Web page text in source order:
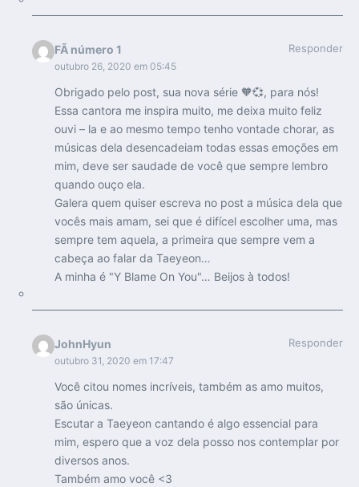
FÃ número 1
outubro 26, 2020 em 05:45
Responder
Obrigado pelo post, sua nova série 🧡💞, para nós!
Essa cantora me inspira muito, me deixa muito feliz
ouvi – la e ao mesmo tempo tenho vontade chorar, as
músicas dela desencadeiam todas essas emoções em
mim, deve ser saudade de você que sempre lembro
quando ouço ela.
Galera quem quiser escreva no post a música dela que
vocês mais amam, sei que é difícel escolher uma, mas
sempre tem aquela, a primeira que sempre vem a
cabeça ao falar da Taeyeon…
A minha é "Y Blame On You"… Beijos à todos!
JohnHyun
outubro 31, 2020 em 17:47
Responder
Você citou nomes incríveis, também as amo muitos,
são únicas.
Escutar a Taeyeon cantando é algo essencial para
mim, espero que a voz dela posso nos contemplar por
diversos anos.
Também amo você <3